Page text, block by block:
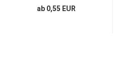
ab 0,55 EUR